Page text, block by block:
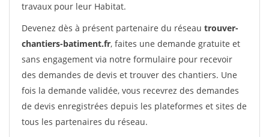
travaux pour leur Habitat.
Devenez dès à présent partenaire du réseau trouver-
chantiers-batiment.fr, faites une demande gratuite et
sans engagement via notre formulaire pour recevoir
des demandes de devis et trouver des chantiers. Une
fois la demande validée, vous recevrez des demandes
de devis enregistrées depuis les plateformes et sites de
tous les partenaires du réseau.